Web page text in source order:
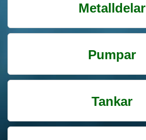
Metalldelar
Pumpar
Tankar